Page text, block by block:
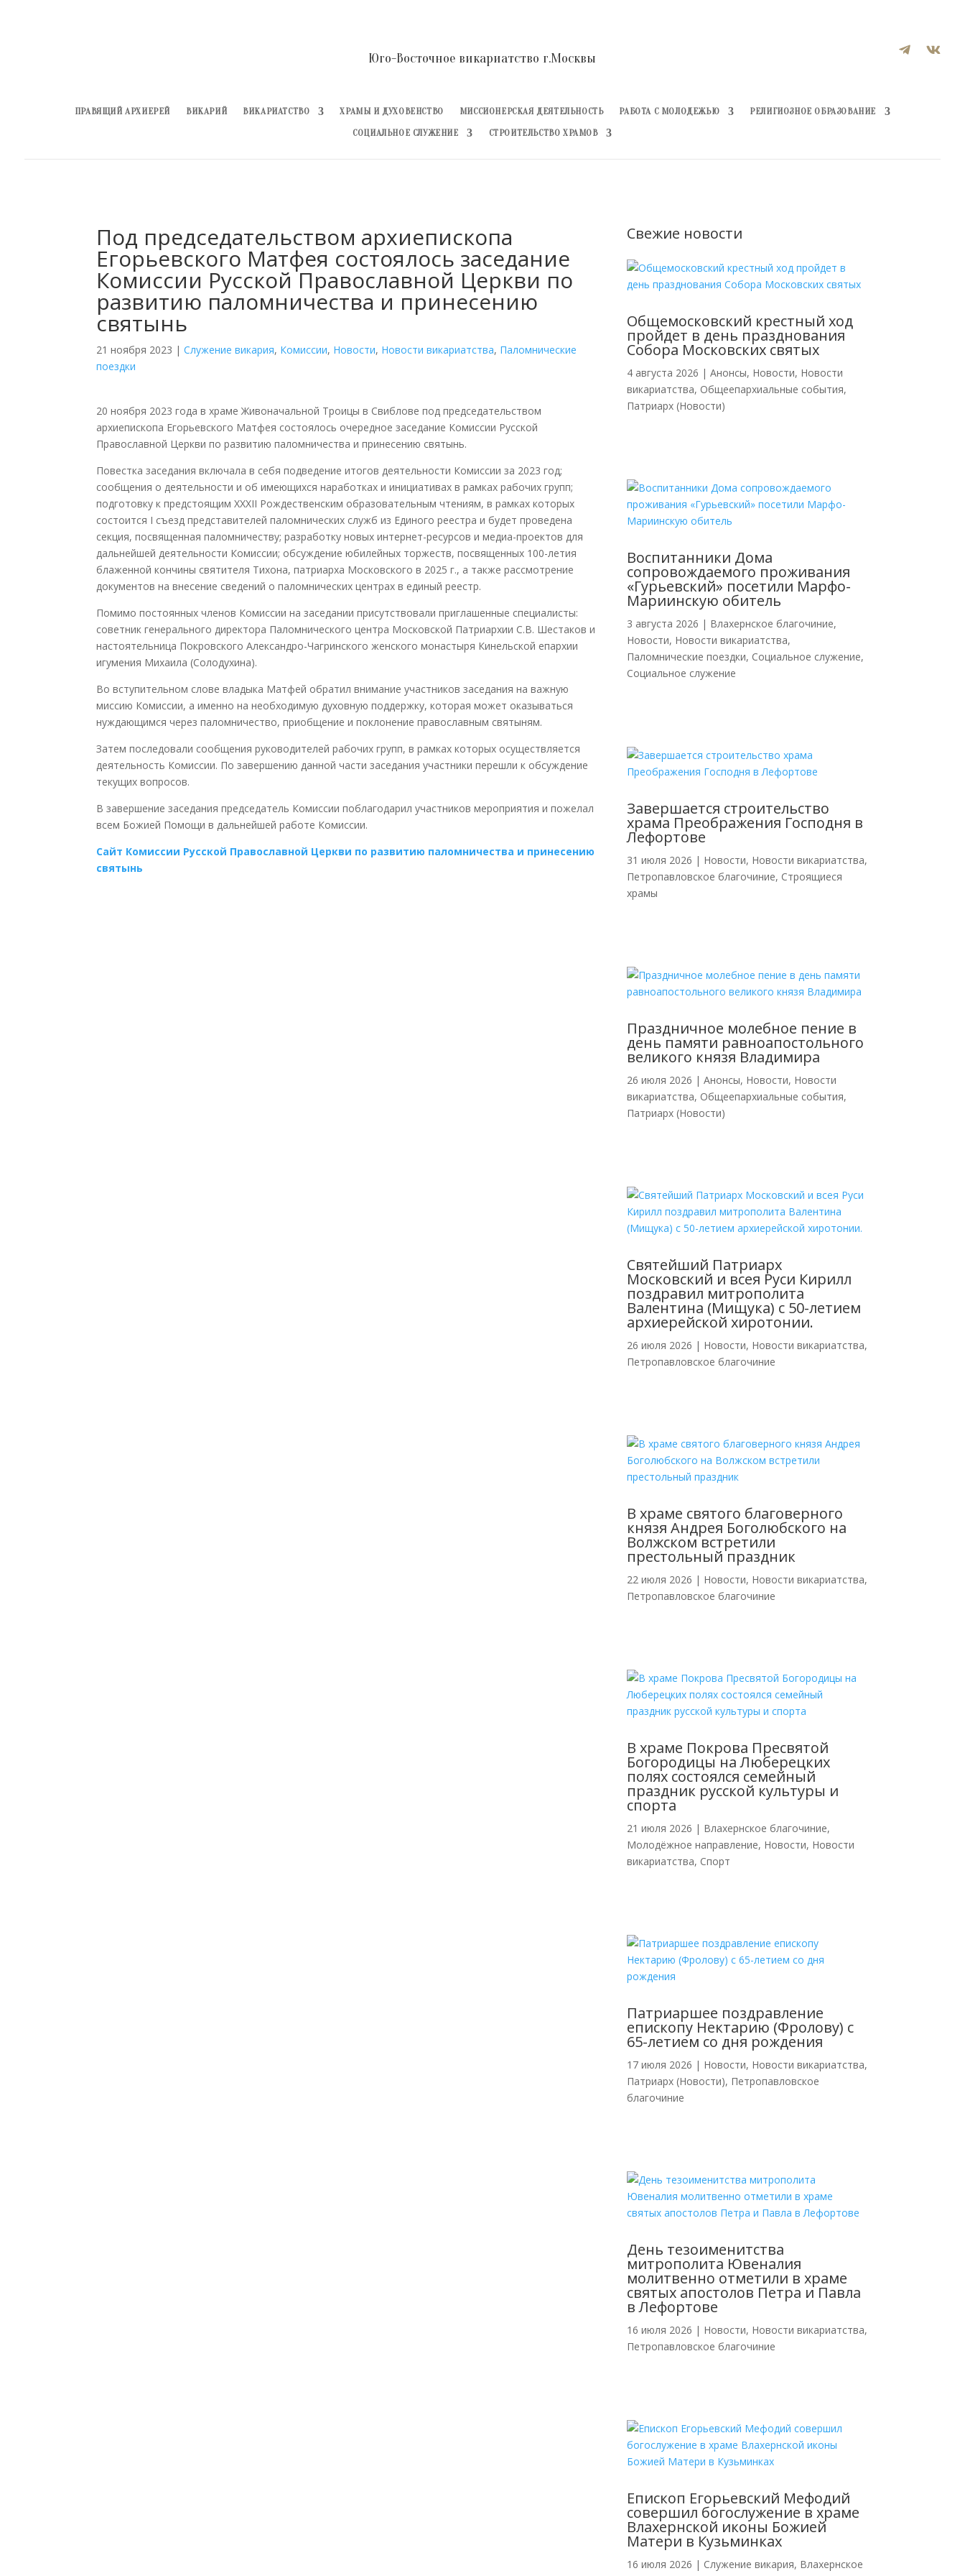
 
Юго-Восточное викариатство г.Москвы
ПРАВЯЩИЙ АРХИЕРЕЙ ВИКАРИЙ ВИКАРИАТСТВО ХРАМЫ И ДУХОВЕНСТВО МИССИОНЕРСКАЯ ДЕЯТЕЛЬНОСТЬ РАБОТА С МОЛОДЕЖЬЮ
РЕЛИГИОЗНОЕ ОБРАЗОВАНИЕ
СОЦИАЛЬНОЕ СЛУЖЕНИЕ
СТРОИТЕЛЬСТВО ХРАМОВ
Под председательством архиепископа
Егорьевского Матфея состоялось заседание
Комиссии Русской Православной Церкви по
развитию паломничества и принесению
святынь
21 ноября 2023 |Cлужение викария, Комиссии, Новости, Новости викариатства, Паломнические
поездки
20 ноября 2023 года в храме Живоначальной Троицы в Свиблове под председательством
архиепископа Егорьевского Матфея состоялось очередное заседание Комиссии Русской
Православной Церкви по развитию паломничества и принесению святынь.
Повестка заседания включала в себя подведение итогов деятельности Комиссии за 2023 год;
сообщения о деятельности и об имеющихся наработках и инициативах в рамках рабочих групп;
подготовку к предстоящим XXXII Рождественским образовательным чтениям, в рамках которых
состоится I съезд представителей паломнических служб из Единого реестра и будет проведена
секция, посвященная паломничеству; разработку новых интернет-ресурсов и медиа-проектов для
дальнейшей деятельности Комиссии; обсуждение юбилейных торжеств, посвященных 100-летия
блаженной кончины святителя Тихона, патриарха Московского в 2025 г., а также рассмотрение
документов на внесение сведений о паломнических центрах в единый реестр.
Помимо постоянных членов Комиссии на заседании присутствовали приглашенные специалисты:
советник генерального директора Паломнического центра Московской Патриархии С.В. Шестаков и
настоятельница Покровского Александро-Чагринского женского монастыря Кинельской епархии
игумения Михаила (Солодухина).
Во вступительном слове владыка Матфей обратил внимание участников заседания на важную
миссию Комиссии, а именно на необходимую духовную поддержку, которая может оказываться
нуждающимся через паломничество, приобщение и поклонение православным святыням.
Затем последовали сообщения руководителей рабочих групп, в рамках которых осуществляется
деятельность Комиссии. По завершению данной части заседания участники перешли к обсуждение
текущих вопросов.
В завершение заседания председатель Комиссии поблагодарил участников мероприятия и пожелал
всем Божией Помощи в дальнейшей работе Комиссии.
Сайт Комиссии Русской Православной Церкви по развитию паломничества и принесению
святынь
Свежие новости
Общемосковский крестный ход
пройдет в день празднования
Собора Московских святых
4 августа 2026 | Анонсы, Новости, Новости
викариатства, Общеепархиальные события,
Патриарх (Новости)
Воспитанники Дома
сопровождаемого проживания
«Гурьевский» посетили Марфо-
Мариинскую обитель
3 августа 2026 | Влахернское благочиние,
Новости, Новости викариатства,
Паломнические поездки, Социальное служение,
Социальное служение
Завершается строительство
храма Преображения Господня в
Лефортове
31 июля 2026 | Новости, Новости викариатства,
Петропавловское благочиние, Строящиеся
храмы
Праздничное молебное пение в
день памяти равноапостольного
великого князя Владимира
26 июля 2026 | Анонсы, Новости, Новости
викариатства, Общеепархиальные события,
Патриарх (Новости)
Святейший Патриарх
Московский и всея Руси Кирилл
поздравил митрополита
Валентина (Мищука) с 50-летием
архиерейской хиротонии.
26 июля 2026 | Новости, Новости викариатства,
Петропавловское благочиние
В храме святого благоверного
князя Андрея Боголюбского на
Волжском встретили
престольный праздник
22 июля 2026 | Новости, Новости викариатства,
Петропавловское благочиние
В храме Покрова Пресвятой
Богородицы на Люберецких
полях состоялся семейный
праздник русской культуры и
спорта
21 июля 2026 | Влахернское благочиние,
Молодёжное направление, Новости, Новости
викариатства, Спорт
Патриаршее поздравление
епископу Нектарию (Фролову) с
65-летием со дня рождения
17 июля 2026 | Новости, Новости викариатства,
Патриарх (Новости), Петропавловское
благочиние
День тезоименитства
митрополита Ювеналия
молитвенно отметили в храме
святых апостолов Петра и Павла
в Лефортове
16 июля 2026 | Новости, Новости викариатства,
Петропавловское благочиние
Епископ Егорьевский Мефодий
совершил богослужение в храме
Влахернской иконы Божией
Матери в Кузьминках
16 июля 2026 | Cлужение викария, Влахернское